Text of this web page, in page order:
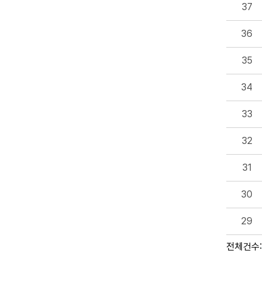
37
36
35
34
33
32
31
30
29
전체건수: